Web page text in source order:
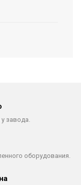
завода.
оборудования.